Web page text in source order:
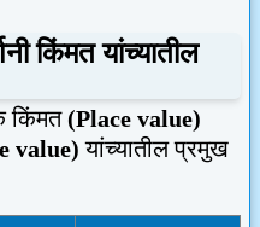
किंमत यांच्यातील
किंमत(Place value)
value) यांच्यातील प्रमुख